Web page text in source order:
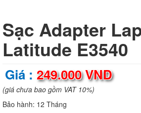
Sạc Adapter
Latitude E3540
Giá : 249.000 VND
(giá chưa bao gồm VAT 10%)
Bảo hành: 12 Tháng